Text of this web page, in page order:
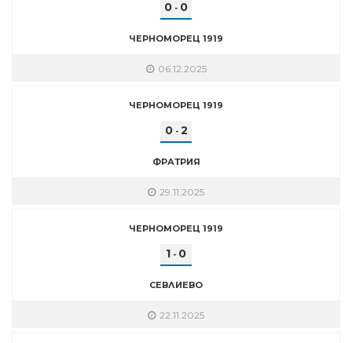
0 - 0
ЧЕРНОМОРЕЦ 1919
06.12.2025
ЧЕРНОМОРЕЦ 1919
0- 2
ФРАТРИЯ
29.11.2025
ЧЕРНОМОРЕЦ 1919
1 - 0
СЕВЛИЕВО
22.11.2025